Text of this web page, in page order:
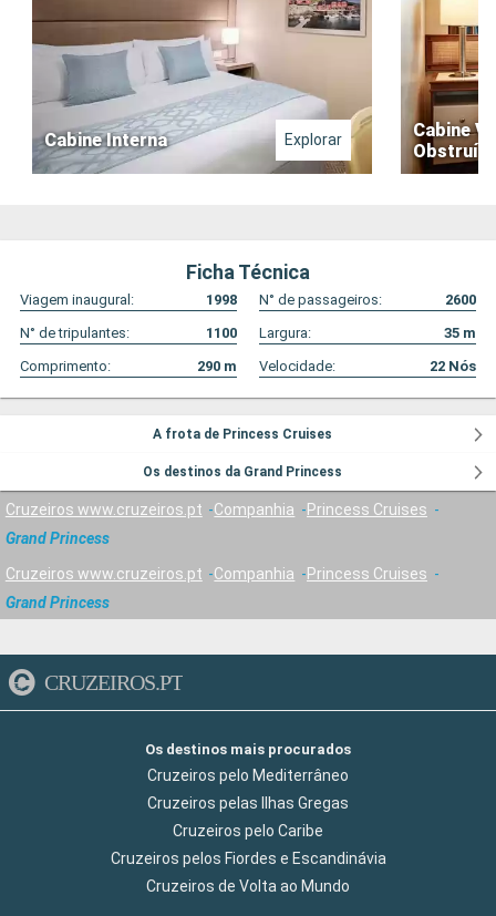
Cabine Interna Explorar
Cabine
Ficha Técnica
Viagem inaugural: 1998 N° de passageiros:
2600
N° de tripulantes:
1100 Largura: 35 m
Comprimento:
290 m Velocidade: 22 Nós
A frota de Princess Cruises
Os destinos da Grand Princess
Cruzeiros www.cruzeiros.pt Companhia
Princess Cruises
Grand Princess
Cruzeiros www.cruzeiros.pt Companhia
Princess Cruises
Grand Princess
CRUZEIROS.PT
Os destinos mais procurados
Cruzeiros pelo Mediterrâneo
Cruzeiros pelas Ilhas Gregas
Cruzeiros pelo Caribe
Cruzeiros pelos Fiordes e Escandinávia
Cruzeiros de Volta ao Mundo